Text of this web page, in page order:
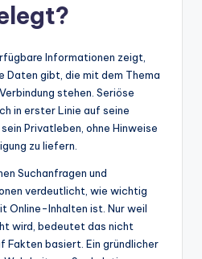
Informationen zeigt,
Daten gibt, die mit dem Thema
stehen. Seriöse
in erster Linie auf seine
Privatleben, ohne Hinweise
zu liefern.
Suchanfragen und
verdeutlicht, wie wichtig
Online-Inhalten ist. Nur weil
wird, bedeutet das nicht
Fakten basiert. Ein gründlicher